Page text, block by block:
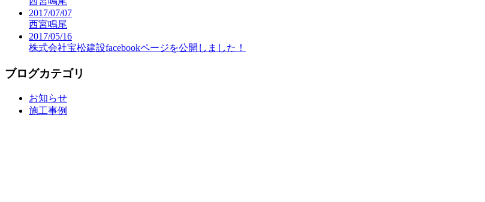
2017/07/07
西宮鳴尾
2017/05/16
株式会社宝松建設facebookページを公開しました！
ブログカテゴリ
お知らせ
施工事例